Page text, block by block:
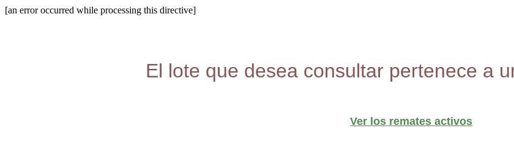
[an error occurred while processing this directive]
El lote que desea consultar pertenece a
Ver los remates activos